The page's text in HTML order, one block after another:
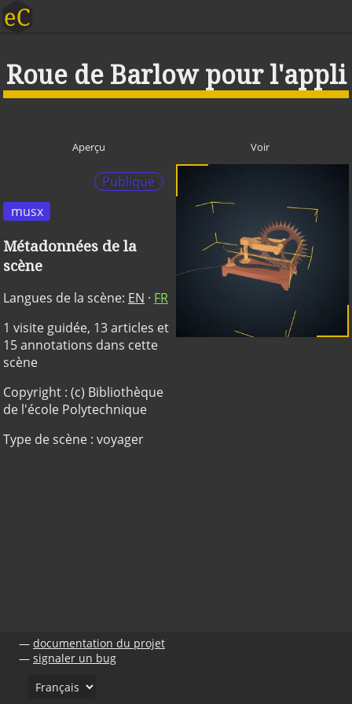
Roue de Barlow pour l'appli
Aperçu Voir
Publique
musx
Métadonnées de la
scène
Langues de la scène: EN · FR
1 visite guidée, 13 articles et
15 annotations dans cette
scène
Copyright : (c) Bibliothèque
de l'école Polytechnique
Type de scène : voyager
documentation du projet
signaler un bug